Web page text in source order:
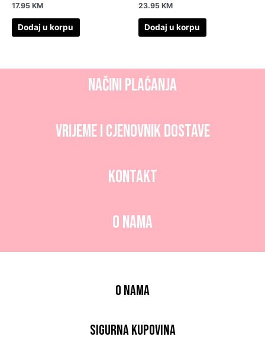
Ocjenjeno
0
od
17.95 KM
Dodaj u korpu
Ocjenjeno
0
od
23.95 KM
Dodaj u korpu
NAČINI PLAĆANJA
Vrijeme i CJENOVNIK dostave
Kontakt
O nama
O nama
Sigurna kupovina